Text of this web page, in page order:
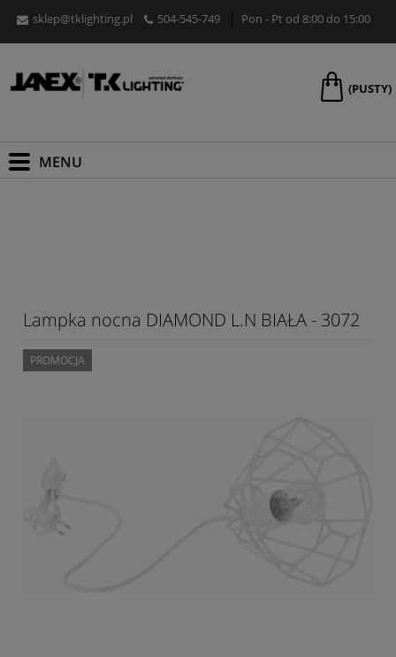
sklep@tklighting.pl 504-545-749 Pon - Pt od 8:00 do 15:00
(PUSTY)
Lampka nocna DIAMOND L.N BIAŁA - 3072
PROMOCJA